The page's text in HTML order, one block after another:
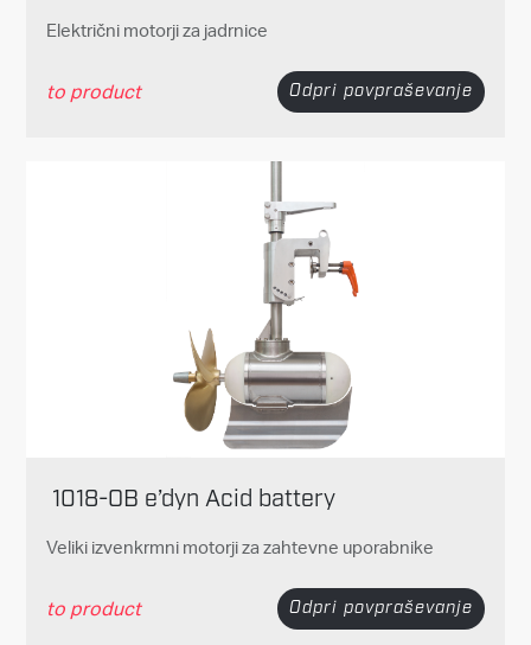
Električni motorji za jadrnice
to product Odpri povpraševanje
1018-OB e’dyn Acid battery
Veliki izvenkrmni motorji za zahtevne uporabnike
to product Odpri povpraševanje